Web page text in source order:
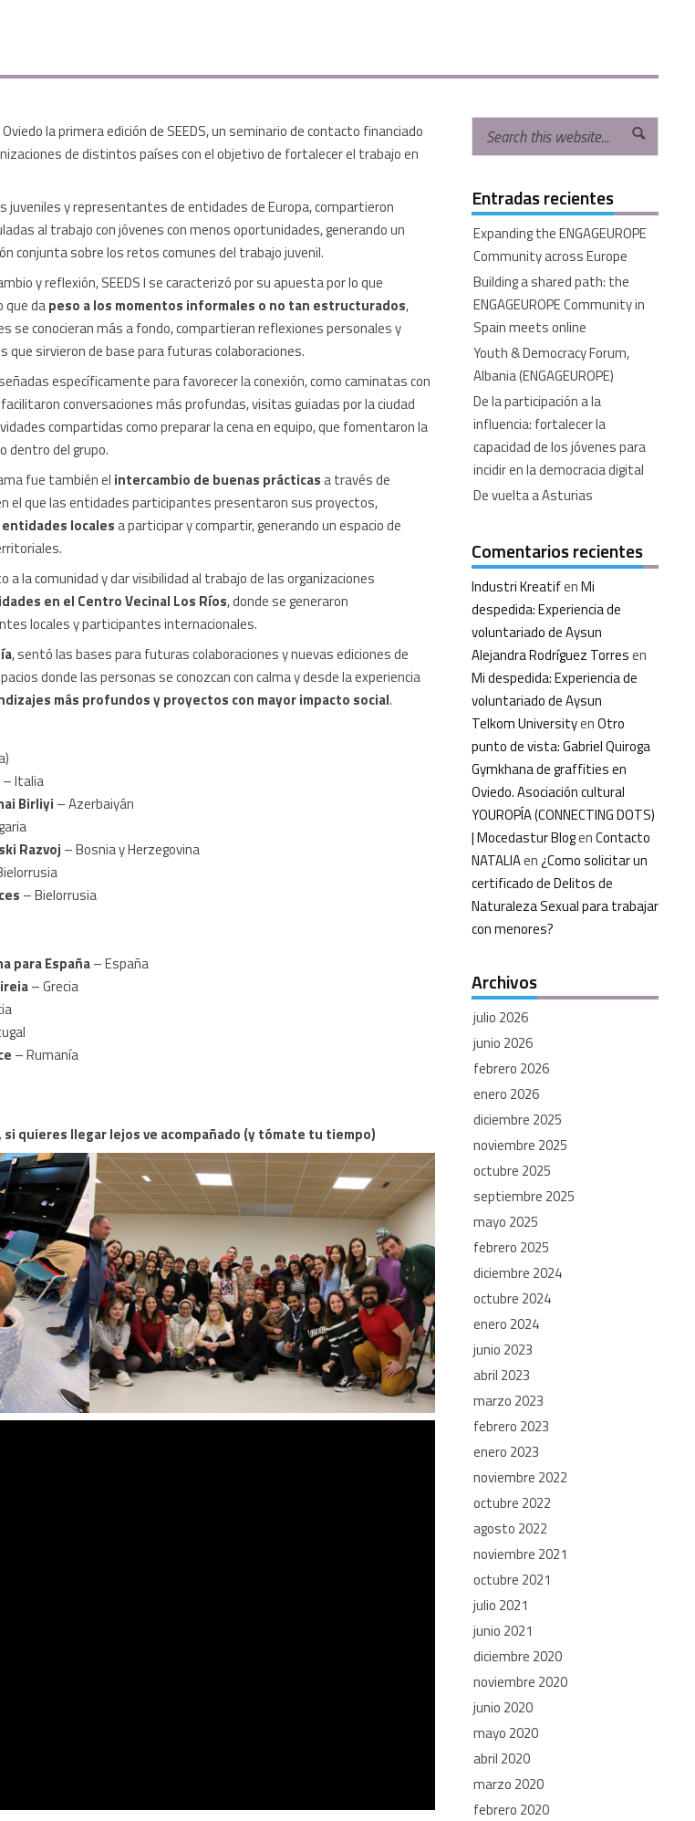
la primera edición de SEEDS, un seminario de contacto financiado
de distintos países con el objetivo de fortalecer el trabajo en
y representantes de entidades de Europa, compartieron
al trabajo con jóvenes con menos oportunidades, generando un
conjunta sobre los retos comunes del trabajo juvenil.
y reflexión, SEEDS I se caracterizó por su apuesta por lo que
que dapeso a los momentos informales o no tan estructurados,
se conocieran más a fondo, compartieran reflexiones personales y
sirvieron de base para futuras colaboraciones.
específicamente para favorecer la conexión, como caminatas con
conversaciones más profundas, visitas guiadas por la ciudad
compartidas como preparar la cena en equipo, que fomentaron la
dentro del grupo.
fue también el intercambio de buenas prácticasa través de
el que las entidades participantes presentaron sus proyectos,
localesa participar y compartir, generando un espacio de
a la comunidad y dar visibilidad al trabajo de las organizaciones
en el Centro Vecinal Los Ríos, donde se generaron
locales y participantes internacionales.
, sentó las bases para futuras colaboraciones y nuevas ediciones de
donde las personas se conozcan con calma y desde la experiencia
más profundos y proyectos con mayor impacto social.
– Italia
Birliyi – Azerbaiyán
Razvoj – Bosnia y Herzegovina
– Bielorrusia
para España– España
– Grecia
– Rumanía
quieres llegar lejos ve acompañado (y tómate tu tiempo)
Entradas recientes
Expanding the ENGAGEUROPE
Community across Europe
Building a shared path: the
ENGAGEUROPE Community in
Spain meets online
Youth & Democracy Forum,
Albania (ENGAGEUROPE)
De la participación a la
influencia: fortalecer la
capacidad de los jóvenes para
incidir en la democracia digital
De vuelta a Asturias
Comentarios recientes
Industri KreatifenMi
despedida: Experiencia de
voluntariado de Aysun
Alejandra Rodríguez Torresen
Mi despedida: Experiencia de
voluntariado de Aysun
Telkom UniversityenOtro
punto de vista: Gabriel Quiroga
Gymkhana de graffities en
Oviedo. Asociación cultural
YOUROPÍA (CONNECTING DOTS)
| Mocedastur BlogenContacto
NATALIAen¿Como solicitar un
certificado de Delitos de
Naturaleza Sexual para trabajar
con menores?
Archivos
julio 2026
junio 2026
febrero 2026
enero 2026
diciembre 2025
noviembre 2025
octubre 2025
septiembre 2025
mayo 2025
febrero 2025
diciembre 2024
octubre 2024
enero 2024
junio 2023
abril 2023
marzo 2023
febrero 2023
enero 2023
noviembre 2022
octubre 2022
agosto 2022
noviembre 2021
octubre 2021
julio 2021
junio 2021
diciembre 2020
noviembre 2020
junio 2020
mayo 2020
abril 2020
marzo 2020
febrero 2020